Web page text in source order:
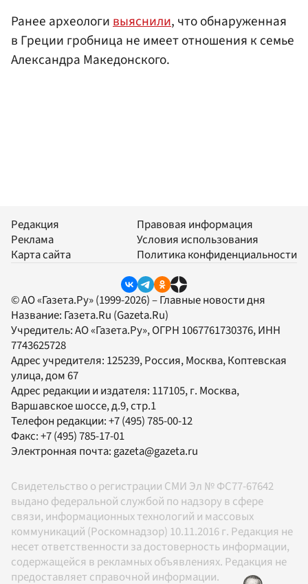
Ранее археологивыяснили, что обнаруженная
в Греции гробница не имеет отношения к семье
Александра Македонского.
Редакция
Реклама
Карта сайта
Правовая информация
Условия использования
Политика конфиденциальности
© АО «Газета.Ру» (1999-2026) – Главные новости дня
Название: Газета.Ru (Gazeta.Ru)
Учредитель:АО «Газета.Ру», ОГРН 1067761730376, ИНН
7743625728
Адрес учредителя: 125239, Россия, Москва, Коптевская
улица, дом 67
Адрес редакции и издателя: 117105, г. Москва,
Варшавское шоссе, д.9, стр.1
Телефон редакции:+7 (495) 785-00-12
Факс:+7 (495) 785-17-01
Электронная почта: gazeta@gazeta.ru
Свидетельство о регистрации СМИ Эл № ФС77-67642
выдано федеральной службой по надзору в сфере
связи, информационных технологий и массовых
коммуникаций (Роскомнадзор) 10.11.2016 г. Редакция не
несет ответственности за достоверность информации,
содержащейся в рекламных объявлениях. Редакция не
предоставляет справочной информации.